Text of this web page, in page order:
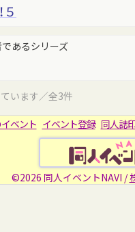
あるシリーズ
います／全3件
ベント イベント登録 同人誌
©2026 同人イベントNAVI /